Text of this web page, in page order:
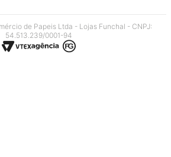
de Papeis Ltda - Lojas Funchal - CNPJ:
54.513.239/0001-94